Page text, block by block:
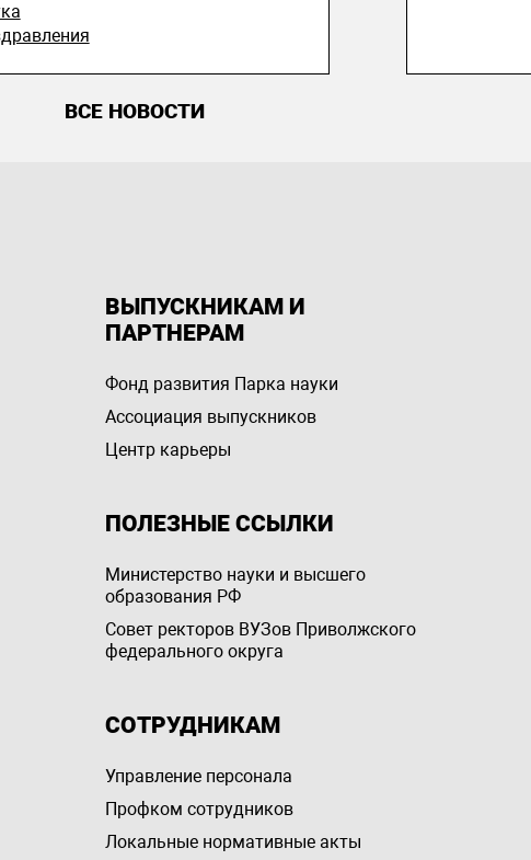
ВСЕ НОВОСТИ
ВЫПУСКНИКАМ И
ПАРТНЕРАМ
Фонд развития Парка науки
Ассоциация выпускников
Центр карьеры
ПОЛЕЗНЫЕ ССЫЛКИ
Министерство науки и высшего
образования РФ
Совет ректоров ВУЗов Приволжского
федерального округа
СОТРУДНИКАМ
Управление персоналa
Профком сотрудников
Локальные нормативные акты